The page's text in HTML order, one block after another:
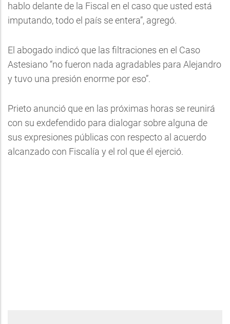
hablo delante de la Fiscal en el caso que usted está
imputando, todo el país se entera”, agregó.
El abogado indicó que las filtraciones en el Caso
Astesiano “no fueron nada agradables para Alejandro
y tuvo una presión enorme por eso”.
Prieto anunció que en las próximas horas se reunirá
con su exdefendido para dialogar sobre alguna de
sus expresiones públicas con respecto al acuerdo
alcanzado con Fiscalía y el rol que él ejerció.